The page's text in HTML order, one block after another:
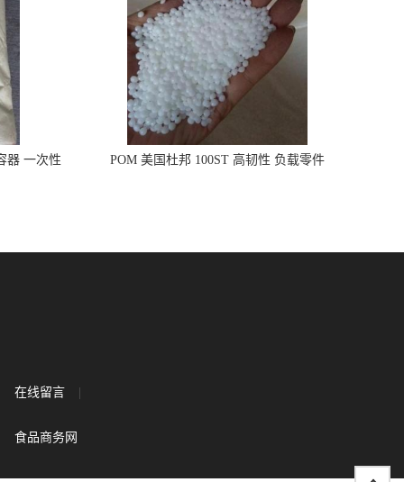
器 一次性 POM 美国杜邦 100ST 高韧性 负载零件
在线留言
食品商务网